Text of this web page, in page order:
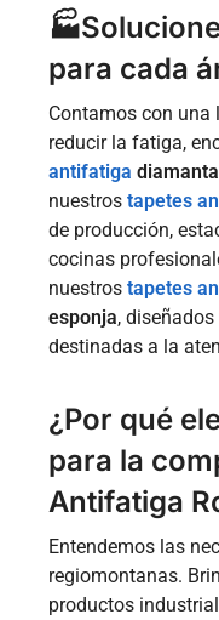
para cada
Contamos con una
reducir la fatiga,
antifatiga
nuestros tapetes
de producción,
cocinas
nuestros tapetes
esponja,
destinadas a la
¿Por qué
para la
Antifatiga
Entendemos las
regiomontanas.
productos